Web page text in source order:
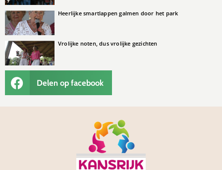
Heerlijke smartlappen galmen door het park
Vrolijke noten, dus vrolijke gezichten
Delen op facebook